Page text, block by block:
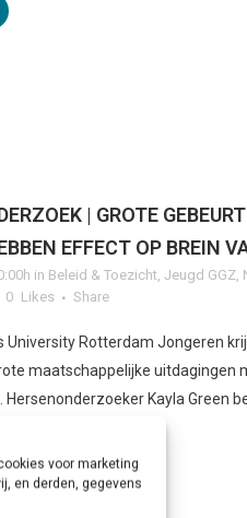
voor marketing
en derden, gegevens
| GROTE
EFFECT OP BREIN
in Beleid & Toezicht, Jeugd GGZ,
0 Likes Share
University Rotterdam Jongeren
maatschappelijke uitdagingen
Kayla Green